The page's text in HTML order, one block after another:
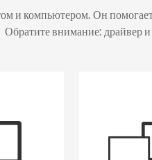
компьютером. Он
Обратите внимание: драйвер